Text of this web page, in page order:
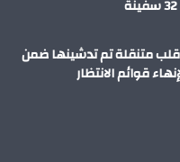
متنقلة تم تدشينها ضمن
قوائم الانتظار